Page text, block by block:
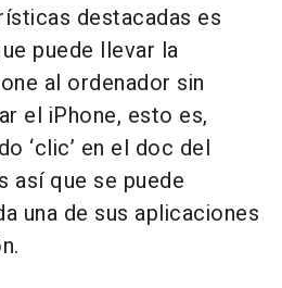
destacadas es
puede llevar la
al ordenador sin
el iPhone, esto es,
‘clic’ en el doc del
así que se puede
una de sus aplicaciones